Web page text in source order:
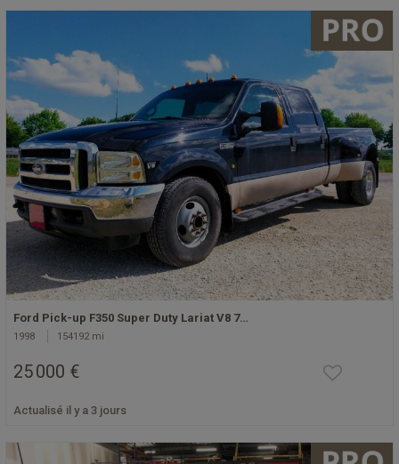
Ford Pick-up F350 Super Duty Lariat V8 7…
1998 154192 mi
25 000 €
Actualisé il y a 3 jours